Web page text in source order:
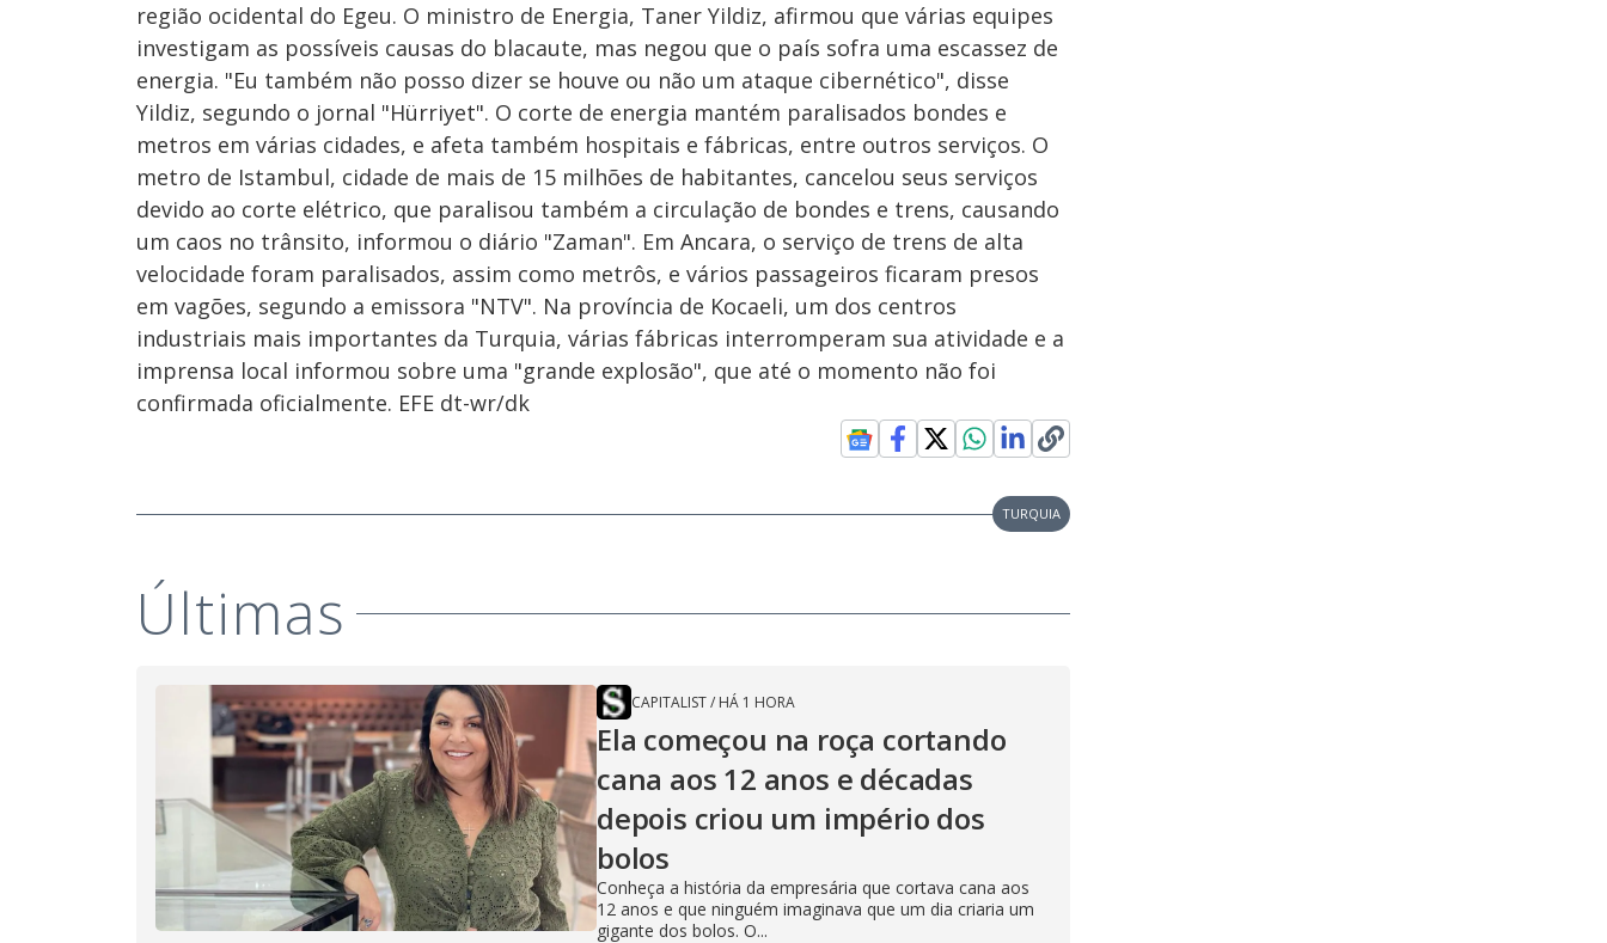
região ocidental do Egeu. O ministro de Energia, Taner Yildiz, afirmou que várias equipes
investigam as possíveis causas do blacaute, mas negou que o país sofra uma escassez de
energia. "Eu também não posso dizer se houve ou não um ataque cibernético", disse
Yildiz, segundo o jornal "Hürriyet". O corte de energia mantém paralisados bondes e
metros em várias cidades, e afeta também hospitais e fábricas, entre outros serviços. O
metro de Istambul, cidade de mais de 15 milhões de habitantes, cancelou seus serviços
devido ao corte elétrico, que paralisou também a circulação de bondes e trens, causando
um caos no trânsito, informou o diário "Zaman". Em Ancara, o serviço de trens de alta
velocidade foram paralisados, assim como metrôs, e vários passageiros ficaram presos
em vagões, segundo a emissora "NTV". Na província de Kocaeli, um dos centros
industriais mais importantes da Turquia, várias fábricas interromperam sua atividade e a
imprensa local informou sobre uma "grande explosão", que até o momento não foi
confirmada oficialmente. EFE dt-wr/dk
TURQUIA
Últimas
CAPITALIST/ HÁ 1 HORA
Ela começou na roça cortando
cana aos 12 anos e décadas
depois criou um império dos
bolos
Conheça a história da empresária que cortava cana aos
12 anos e que ninguém imaginava que um dia criaria um
gigante dos bolos. O...